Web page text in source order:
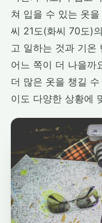
쳐 입을 수 있는 옷
씨 21도(화씨 70도)
고 일하는 것과 기온
어느 쪽이 더 나을까
더 많은 옷을 챙길
이도 다양한 상황에